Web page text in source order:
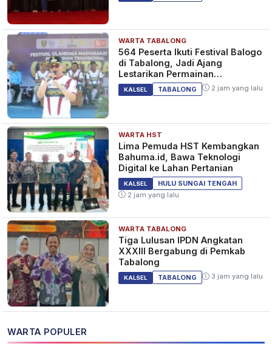
WARTA TABALONG
564 Peserta Ikuti Festival Balogo
di Tabalong, Jadi Ajang
Lestarikan Permainan
Tradisional
KALSEL TABALONG 2 jam yang lalu
WARTA HST
Lima Pemuda HST Kembangkan
Bahuma.id, Bawa Teknologi
Digital ke Lahan Pertanian
KALSEL
HULU SUNGAI TENGAH
2 jam yang lalu
WARTA TABALONG
Tiga Lulusan IPDN Angkatan
XXXIII Bergabung di Pemkab
Tabalong
KALSEL TABALONG 3 jam yang lalu
WARTA POPULER